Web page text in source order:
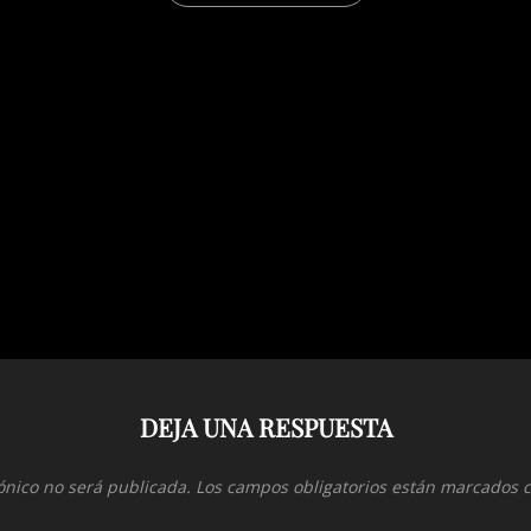
DEJA UNA RESPUESTA
no será publicada. Los campos obligatorios están marcados